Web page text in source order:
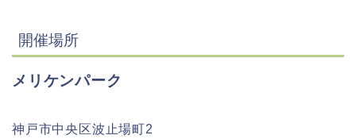
開催場所
メリケンパーク
神戸市中央区波止場町2